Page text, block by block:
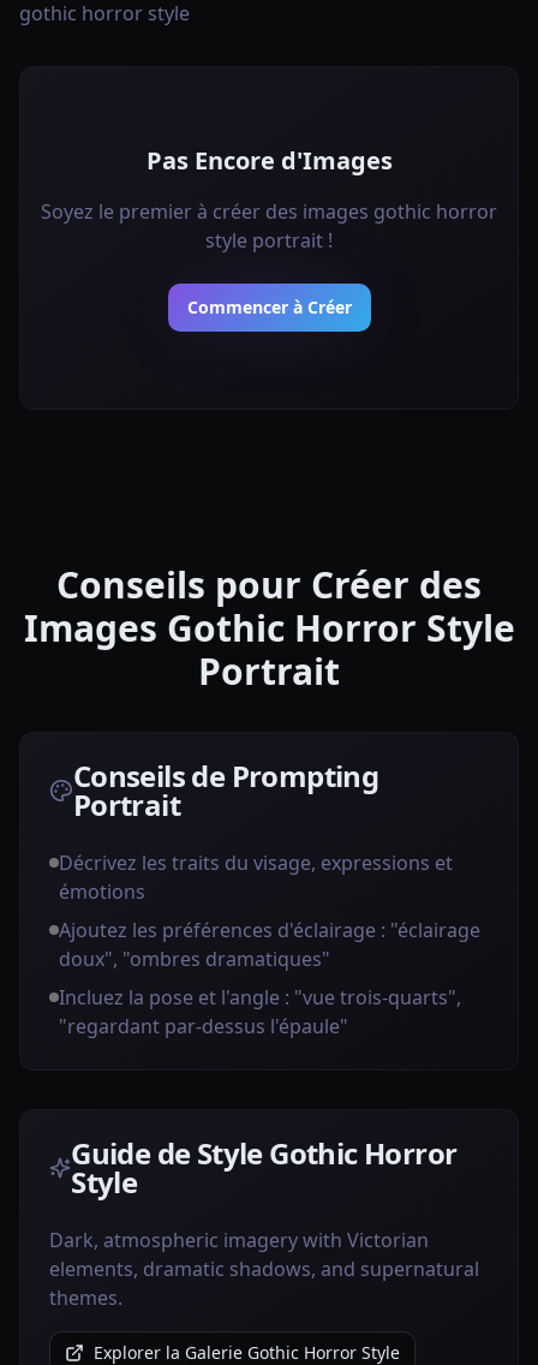
gothic horror style
Pas Encore d'Images
Soyez le premier à créer des images gothic horror
style portrait !
Commencer à Créer
Conseils pour Créer des
Images Gothic Horror Style
Portrait
Conseils de Prompting
Portrait
Décrivez les traits du visage, expressions et
émotions
Ajoutez les préférences d'éclairage : "éclairage
doux", "ombres dramatiques"
Incluez la pose et l'angle : "vue trois-quarts",
"regardant par-dessus l'épaule"
Guide de Style Gothic Horror
Style
Dark, atmospheric imagery with Victorian
elements, dramatic shadows, and supernatural
themes.
Explorer la Galerie Gothic Horror Style